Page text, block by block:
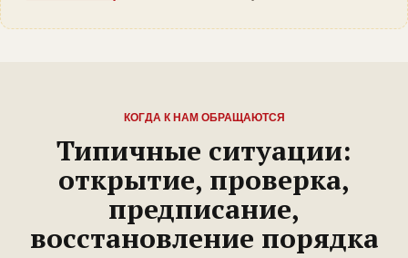
КОГДА К НАМ ОБРАЩАЮТСЯ
Типичные ситуации:
открытие, проверка,
предписание,
восстановление порядка